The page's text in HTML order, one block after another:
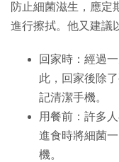
防止細菌滋生，應定
進行擦拭。他又建議
回家時：經過
此，回家後除
記清潔手機。
用餐前：許多
進食時將細菌
機。